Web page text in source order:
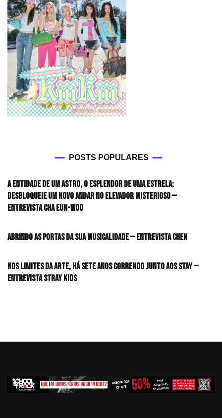
POSTS POPULARES
A entidade de um astro, o esplendor de uma estrela:
desbloqueie um novo andar no elevador misterioso —
Entrevista CHA EUN-WOO
Abrindo as portas da sua musicalidade — Entrevista CHEN
Nos limites da arte, há sete anos correndo junto aos STAY —
Entrevista Stray Kids